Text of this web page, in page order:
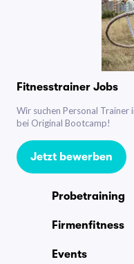
Fitnesstrainer Jobs
Wir suchen Personal Trainer
bei Original Bootcamp!
Jetzt bewerben
Probetraining
Firmenfitness
Events